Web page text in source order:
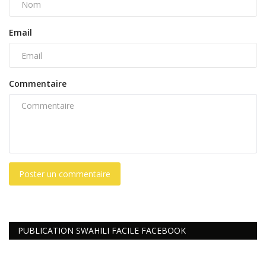
Email
Commentaire
Poster un commentaire
PUBLICATION SWAHILI FACILE FACEBOOK